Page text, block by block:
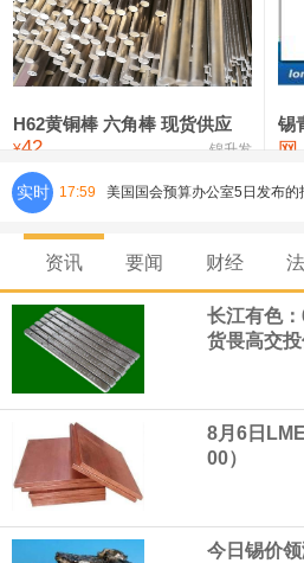
铸造铝合金锭(ZLD104) 24,100—24,300
压铸锌合金锭 26,250—26,450
氯化镍 38,300—40,300
H62黄铜棒 六角棒 现货供应
¥42 锦升发
锡
网
实时 17:59 美国国会预算办公室5日发布
的海军全新核动力“黄金舰队”
亿美元。其中，首艘“特朗普级
高50%。
芝加哥期权交易所全球市场公
INC）：CBOE 欧洲清算所将
业务拓展至固定收益品类。
资讯 要闻 财经
长江有色
货畏高交
8月6日
00）
今日锡价